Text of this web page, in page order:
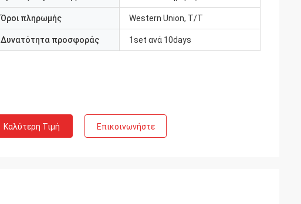
Όροι πληρωμής Western Union, T/T
Δυνατότητα προσφοράς 1set ανά 10days
Καλύτερη Τιμή Επικοινωνήστε